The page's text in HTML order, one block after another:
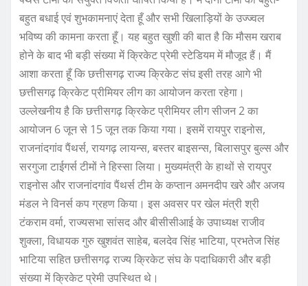
बहुत बधाई एवं शुभकामनाएं देता हूँ और सभी खिलाड़ियों के उज्ज्वल
भविष्य की कामना करता हूँ। यह बहुत खुशी की बात है कि मौसम खराब
होने के बाद भी बड़ी संख्या में क्रिकेट प्रेमी स्टेडियम में मौजूद हैं। मैं
आशा करता हूँ कि छत्तीसगढ़ राज्य क्रिकेट संघ इसी तरह आगे भी
छत्तीसगढ़ क्रिकेट प्रीमियर लीग का आयोजन करता रहेगा।
उल्लेखनीय है कि छत्तीसगढ़ क्रिकेट प्रीमियर लीग सीजन 2 का
आयोजन 6 जून से 15 जून तक किया गया। इसमें रायपुर राइनोस,
राजनांदगांव पैंथर्स, रायगढ़ लायन्स, बस्तर बाइसन्स, बिलासपुर बुल्स और
सरगुजा टाईगर्स टीमों ने हिस्सा लिया। मुख्यमंत्री के हाथों से रायपुर
राइनोस और राजनांदगांव पैंथर्स टीम के कप्तान अमनदीप खरे और अजय
मंडल ने विनर्स कप ग्रहण किया। इस अवसर पर खेल मंत्री श्री
टंकराम वर्मा, राज्यसभा सांसद और बीसीसीआई के उपाध्यक्ष राजीव
शुक्ला, विधायक गुरु खुशवंत साहेब, बलदेव सिंह भाटिया, प्रभतेज सिंह
भाटिया सहित छत्तीसगढ़ राज्य क्रिकेट संघ के पदाधिकारी और बड़ी
संख्या में क्रिकेट प्रेमी उपस्थित थे।